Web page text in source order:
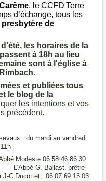
, le CCFD Terre
d’échange, tous les
presbytère de
les horaires de la
à 18h au lieu
sont à l'église à
et publiées tous
le blog de la
les intentions et vos
précédent.
: du mardi au vendredi
Modeste 06 58 46 86 30
Ballast, prêtre
J-C Ducottet : 06 07 69 15 03